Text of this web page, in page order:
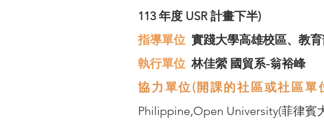
113 年度 USR 計畫下半)
指導單位 實踐大學高雄校區、教
​執行單位 林佳縈 國貿系-翁裕峰
協力單位(開課的社區或社區單
Philippine,Open University(菲律賓